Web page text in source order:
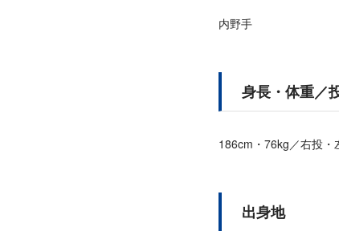
内野手
身長・体重／
186cm・76kg／右投・
出身地